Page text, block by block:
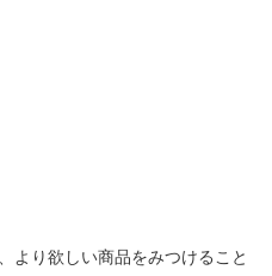
より欲しい商品をみつけること